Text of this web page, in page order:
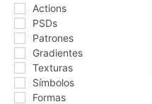
Actions
PSDs
Patrones
Gradientes
Texturas
Símbolos
Formas